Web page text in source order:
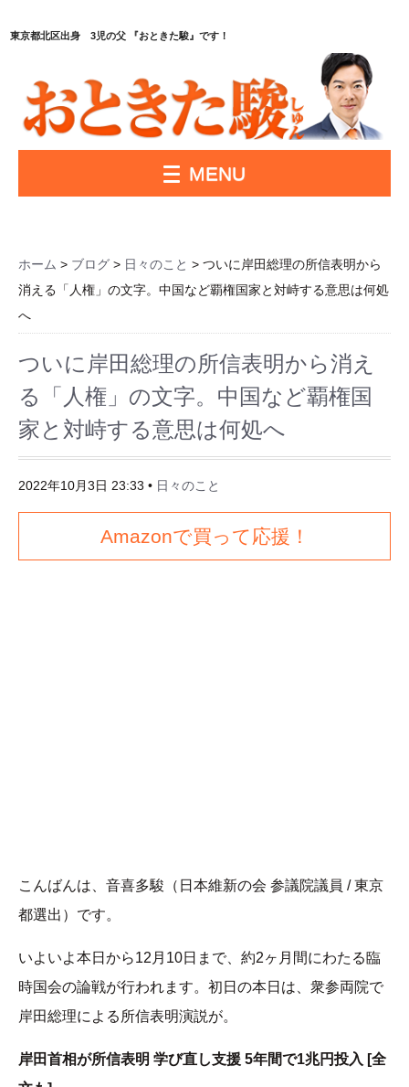
東京都北区出身 3児の父 『おときた駿』です！
MENU
ホーム > ブログ > 日々のこと > ついに岸田総理の所信表明から
消える「人権」の文字。中国など覇権国家と対峙する意思は何処
へ
ついに岸田総理の所信表明から消え
る「人権」の文字。中国など覇権国
家と対峙する意思は何処へ
2022年10月3日 23:33 • 日々のこと
Amazonで買って応援！
こんばんは、音喜多駿（日本維新の会 参議院議員 / 東京
都選出）です。
いよいよ本日から12月10日まで、約2ヶ月間にわたる臨
時国会の論戦が行われます。初日の本日は、衆参両院で
岸田総理による所信表明演説が。
岸田首相が所信表明 学び直し支援 5年間で1兆円投入 [全